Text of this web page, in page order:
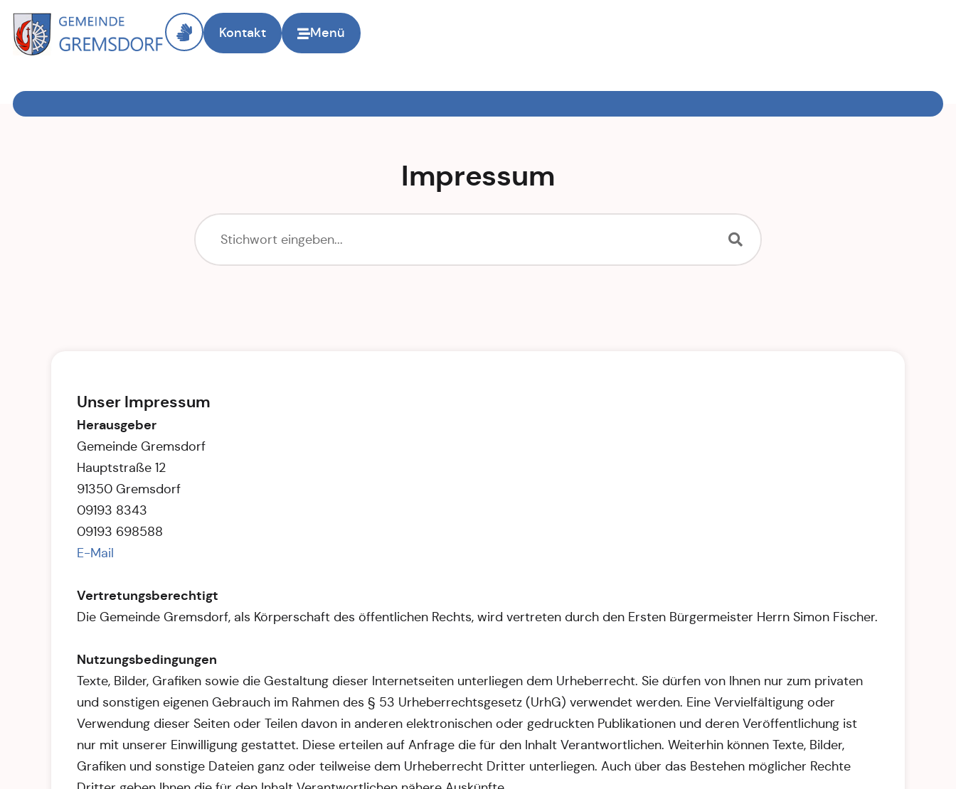
Kontakt Menü
Impressum
Unser Impressum
Herausgeber
Gemeinde Gremsdorf
Hauptstraße 12
91350 Gremsdorf
09193 8343
09193 698588
E-Mail
Vertretungsberechtigt
Die Gemeinde Gremsdorf, als Körperschaft des öffentlichen Rechts, wird vertreten durch den Ersten Bürgermeister Herrn Simon Fischer.
Nutzungsbedingungen
Texte, Bilder, Grafiken sowie die Gestaltung dieser Internetseiten unterliegen dem Urheberrecht. Sie dürfen von Ihnen nur zum privaten
und sonstigen eigenen Gebrauch im Rahmen des § 53 Urheberrechtsgesetz (UrhG) verwendet werden. Eine Vervielfältigung oder
Verwendung dieser Seiten oder Teilen davon in anderen elektronischen oder gedruckten Publikationen und deren Veröffentlichung ist
nur mit unserer Einwilligung gestattet. Diese erteilen auf Anfrage die für den Inhalt Verantwortlichen. Weiterhin können Texte, Bilder,
Grafiken und sonstige Dateien ganz oder teilweise dem Urheberrecht Dritter unterliegen. Auch über das Bestehen möglicher Rechte